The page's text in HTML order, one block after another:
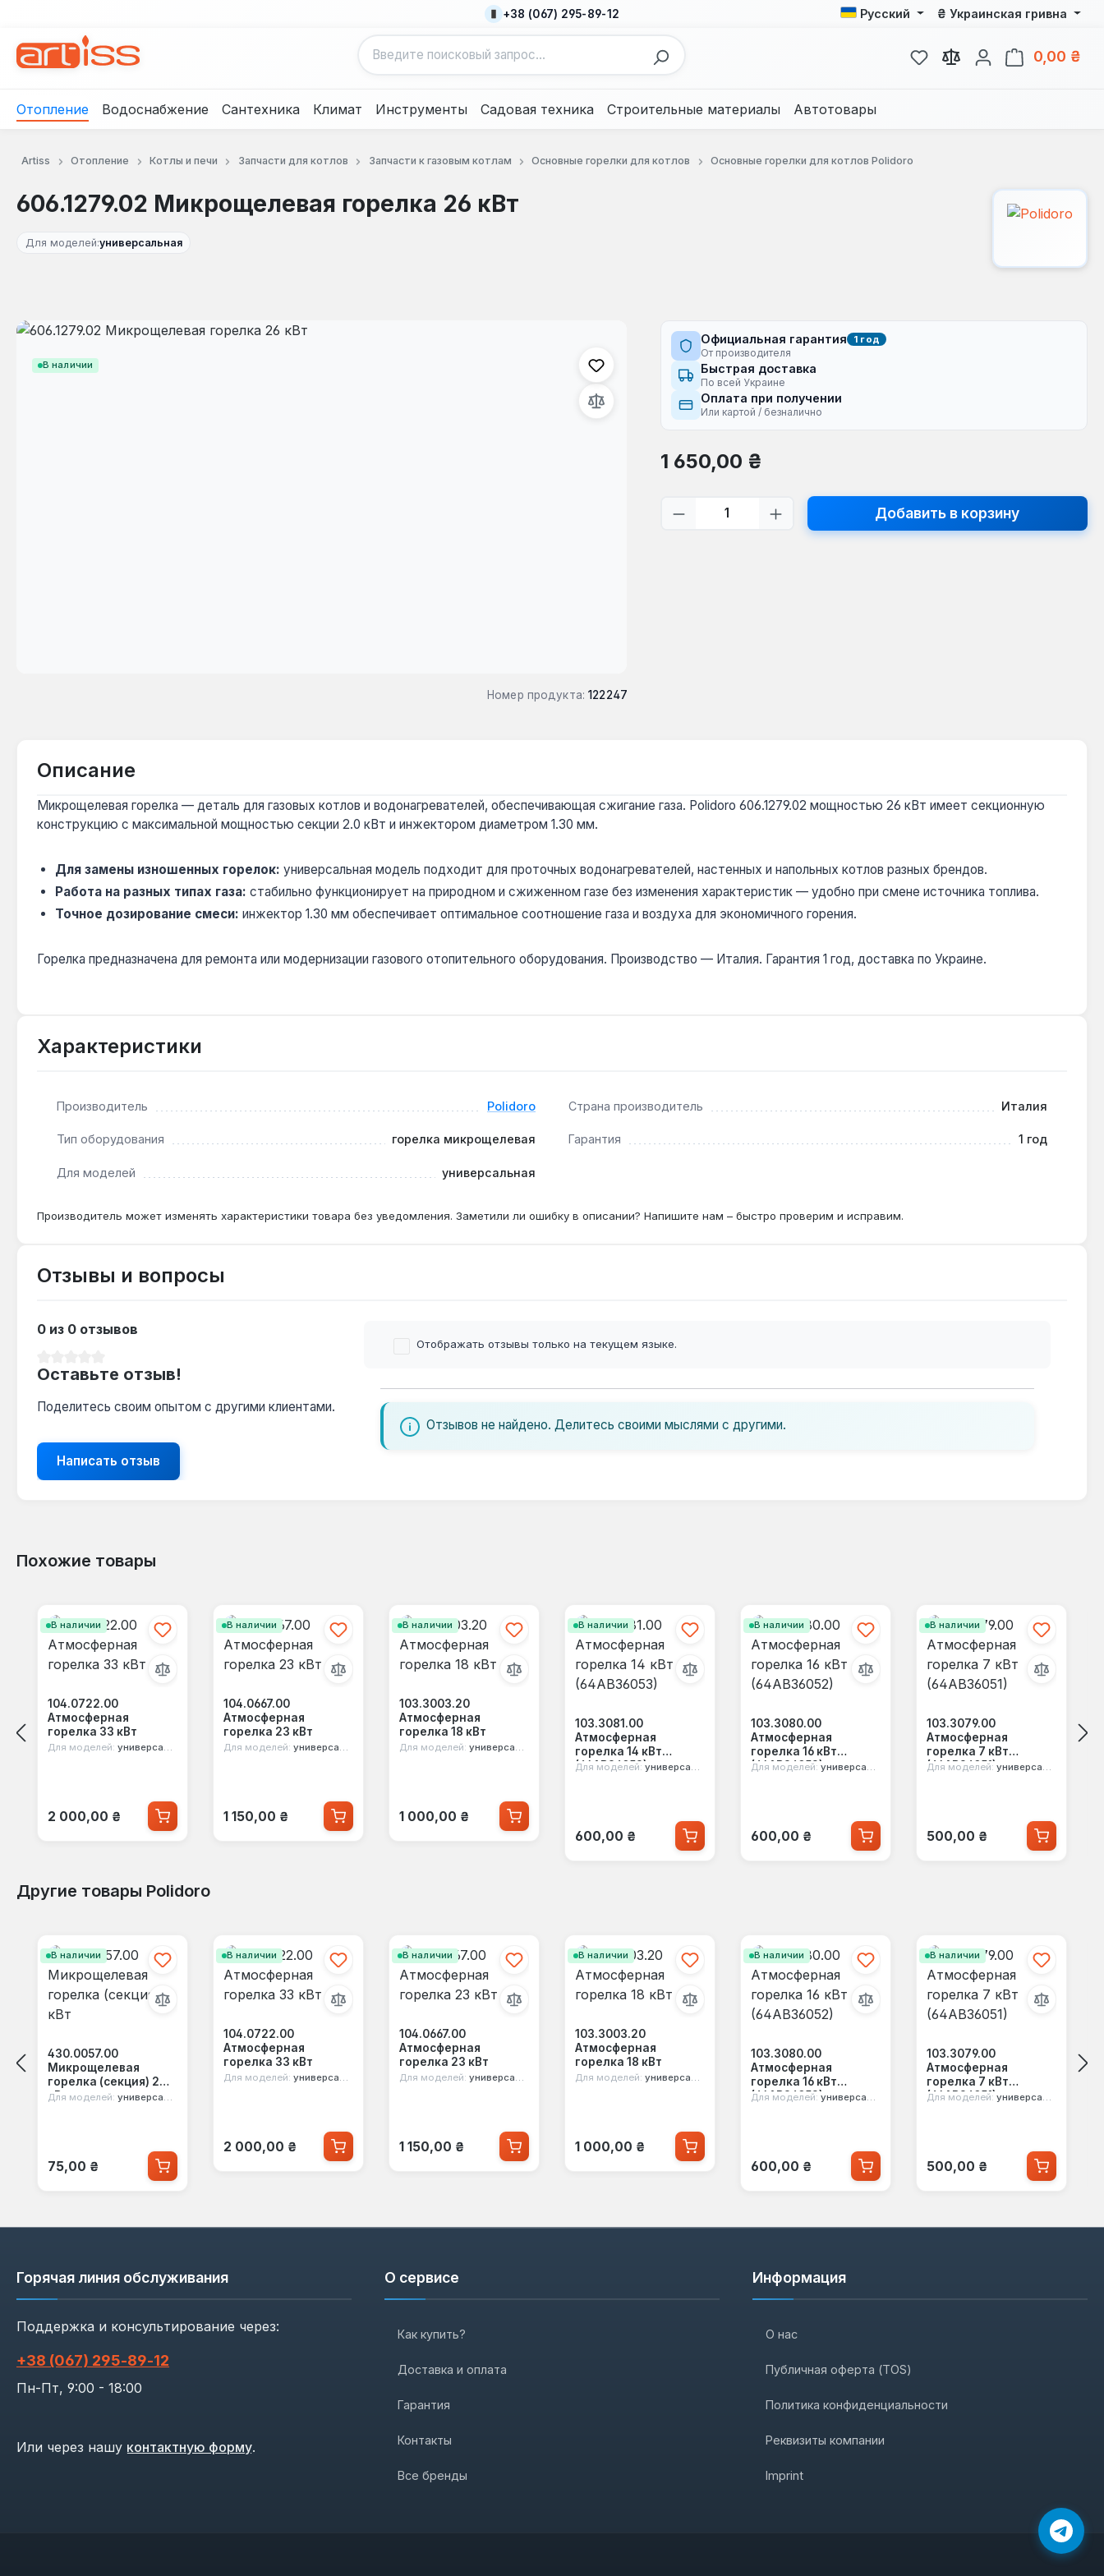
+38 (067) 295-89-12 Русский ₴ Украинская гривна
У вас есть товары из
0,00 ₴
Отопление Водоснабжение Сантехника Климат Инструменты Садовая техника Строительные материалы Автотовары
Artiss Отопление Котлы и печи Запчасти для котлов Запчасти к газовым котлам Основные горелки для котлов Основные горелки для котлов Polidoro
606.1279.02 Микрощелевая горелка 26 кВт
Для моделей:универсальная
В наличии
Пропустить галерею изображений
Номер продукта: 122247
Официальная гарантия 1 год
От производителя
Быстрая доставка
По всей Украине
Оплата при получении
Или картой / безналично
Обычная цена:
1 650,00 ₴
Количество продукта: введите желаемое
Добавить в корзину
Описание
Микрощелевая горелка — деталь для газовых котлов и водонагревателей, обеспечивающая сжигание газа. Polidoro 606.1279.02 мощностью 26 кВт имеет секционную
конструкцию с максимальной мощностью секции 2.0 кВт и инжектором диаметром 1.30 мм.
Для замены изношенных горелок: универсальная модель подходит для проточных водонагревателей, настенных и напольных котлов разных брендов.
Работа на разных типах газа: стабильно функционирует на природном и сжиженном газе без изменения характеристик — удобно при смене источника топлива.
Точное дозирование смеси: инжектор 1.30 мм обеспечивает оптимальное соотношение газа и воздуха для экономичного горения.
Горелка предназначена для ремонта или модернизации газового отопительного оборудования. Производство — Италия. Гарантия 1 год, доставка по Украине.
Характеристики
Производитель Polidoro Страна производитель Италия
Тип оборудования горелка микрощелевая Гарантия 1 год
Для моделей универсальная
Производитель может изменять характеристики товара без уведомления. Заметили ли ошибку в описании? Напишите нам – быстро проверим и исправим.
Отзывы и вопросы
0 из 0 отзывов
Оставьте отзыв!
Поделитесь своим опытом с другими клиентами.
Написать отзыв
Отображать отзывы только на текущем языке.
Отзывов не найдено. Делитесь своими мыслями с другими.
Похожие товары
В наличии
104.0722.00
Атмосферная
горелка 33 кВт
Для моделей: универсальная
Обычная цена:
2 000,00 ₴
В наличии
104.0667.00
Атмосферная
горелка 23 кВт
Для моделей: универсальная
Обычная цена:
1 150,00 ₴
В наличии
103.3003.20
Атмосферная
горелка 18 кВт
Для моделей: универсальная
Обычная цена:
1 000,00 ₴
В наличии
103.3081.00
Атмосферная
горелка 14 кВт
(64АВ36053)
Для моделей: универсальная
Обычная цена:
600,00 ₴
В наличии
103.3080.00
Атмосферная
горелка 16 кВт
(64АВ36052)
Для моделей: универсальная
Обычная цена:
600,00 ₴
В наличии
103.3079.00
Атмосферная
горелка 7 кВт
(64АВ36051)
Для моделей: универсальная
Обычная цена:
500,00 ₴
Другие товары Polidoro
В наличии
430.0057.00
Микрощелевая
горелка (секция) 2
кВт
Для моделей: универсальная
Обычная цена:
75,00 ₴
В наличии
104.0722.00
Атмосферная
горелка 33 кВт
Для моделей: универсальная
Обычная цена:
2 000,00 ₴
В наличии
104.0667.00
Атмосферная
горелка 23 кВт
Для моделей: универсальная
Обычная цена:
1 150,00 ₴
В наличии
103.3003.20
Атмосферная
горелка 18 кВт
Для моделей: универсальная
Обычная цена:
1 000,00 ₴
В наличии
103.3080.00
Атмосферная
горелка 16 кВт
(64АВ36052)
Для моделей: универсальная
Обычная цена:
600,00 ₴
В наличии
103.3079.00
Атмосферная
горелка 7 кВт
(64АВ36051)
Для моделей: универсальная
Обычная цена:
500,00 ₴
Горячая линия обслуживания
Поддержка и консультирование через:
+38 (067) 295‑89‑12
Пн-Пт, 9:00 - 18:00
Или через нашу контактную форму.
О сервисе
Как купить?
Доставка и оплата
Гарантия
Контакты
Все бренды
Информация
О нас
Публичная оферта (TOS)
Политика конфиденциальности
Реквизиты компании
Imprint